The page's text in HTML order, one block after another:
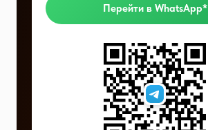
Перейти в WhatsApp*